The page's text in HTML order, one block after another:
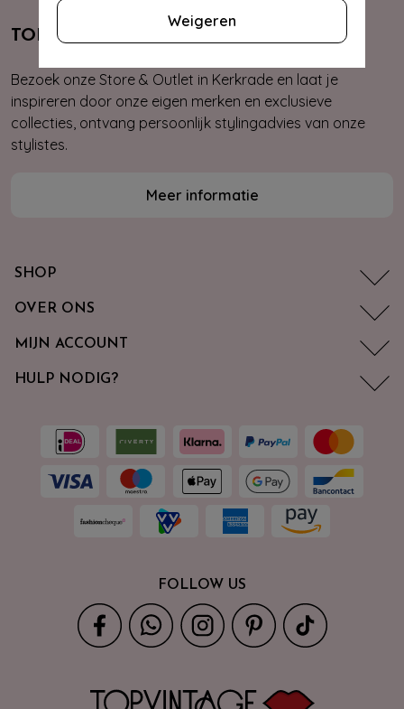
Weigeren
TOPVINTAGE STORE & OUTLET
Bezoek onze Store & Outlet in Kerkrade en laat je
inspireren door onze eigen merken en exclusieve
collecties, ontvang persoonlijk stylingadvies van onze
stylistes.
Meer informatie
SHOP
OVER ONS
MIJN ACCOUNT
HULP NODIG?
FOLLOW US